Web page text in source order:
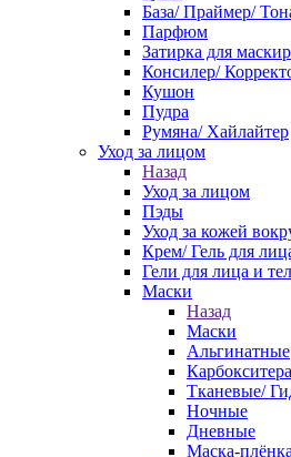
База/ Праймер/
Парфюм
Затирка для
Консилер/
Кушон
Пудра
Румяна/ Хайлайтер
Уход за лицом
Назад
Уход за лицом
Пэды
Уход за кожей
Крем/ Гель для
Гели для лица и
Маски
Назад
Маски
Альгинатные
Тканевые/
Ночные
Дневные
Маска-плёнка